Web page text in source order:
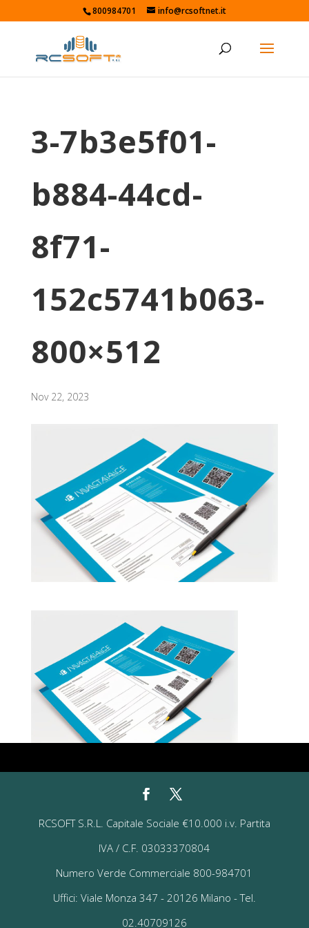
800984701 info@rcsoftnet.it
3-7b3e5f01-
b884-44cd-
8f71-
152c5741b063-
800×512
Nov 22, 2023
RCSOFT S.R.L. Capitale Sociale €10.000 i.v. Partita
IVA / C.F. 03033370804
Numero Verde Commerciale 800-984701
Uffici: Viale Monza 347 - 20126 Milano - Tel.
02.40709126